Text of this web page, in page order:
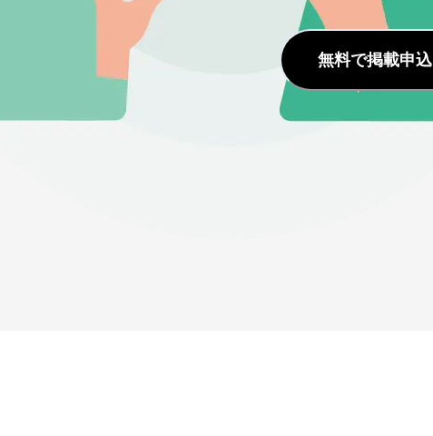
無料で掲載申込